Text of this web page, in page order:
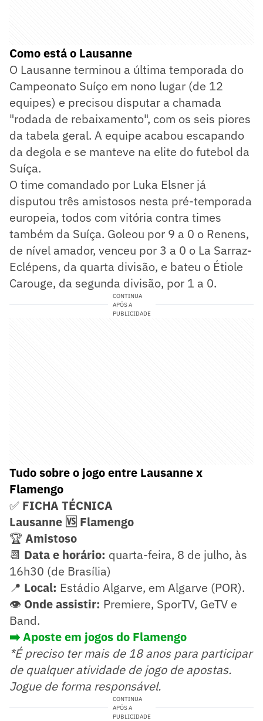
Como está o Lausanne
O Lausanne terminou a última temporada do
Campeonato Suíço em nono lugar (de 12
equipes) e precisou disputar a chamada
"rodada de rebaixamento", com os seis piores
da tabela geral. A equipe acabou escapando
da degola e se manteve na elite do futebol da
Suíça.
O time comandado por Luka Elsner já
disputou três amistosos nesta pré-temporada
europeia, todos com vitória contra times
também da Suíça. Goleou por 9 a 0 o Renens,
de nível amador, venceu por 3 a 0 o La Sarraz-
Eclépens, da quarta divisão, e bateu o Étiole
Carouge, da segunda divisão, por 1 a 0.
CONTINUA
APÓS A
PUBLICIDADE
Tudo sobre o jogo entre Lausanne x
Flamengo
✅ FICHA TÉCNICA
Lausanne 🆚 Flamengo
🏆 Amistoso
📆 Data e horário: quarta-feira, 8 de julho, às
16h30 (de Brasília)
📍 Local: Estádio Algarve, em Algarve (POR).
👁️ Onde assistir: Premiere, SporTV, GeTV e
Band.
➡️ Aposte em jogos do Flamengo
*É preciso ter mais de 18 anos para participar
de qualquer atividade de jogo de apostas.
Jogue de forma responsável.
CONTINUA
APÓS A
PUBLICIDADE